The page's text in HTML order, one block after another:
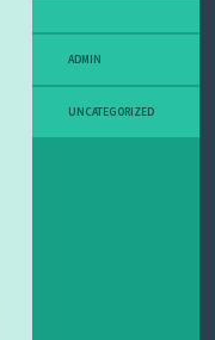
ADMIN
UNCATEGORIZED